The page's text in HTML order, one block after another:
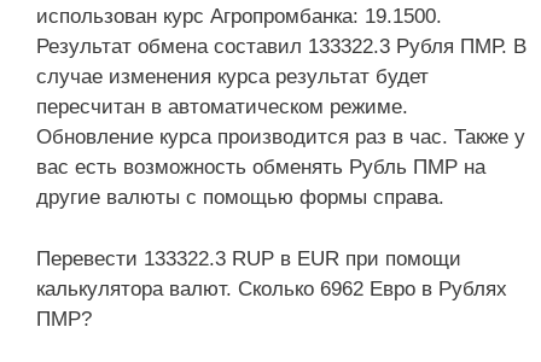
использован курс Агропромбанка: 19.1500.
Результат обмена составил 133322.3 Рубля ПМР. В
случае изменения курса результат будет
пересчитан в автоматическом режиме.
Обновление курса производится раз в час. Также у
вас есть возможность обменять Рубль ПМР на
другие валюты с помощью формы справа.
Перевести 133322.3 RUP в EUR при помощи
калькулятора валют. Сколько 6962 Евро в Рублях
ПМР?